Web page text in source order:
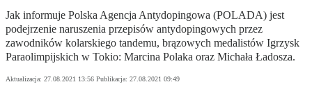
Jak informuje Polska Agencja Antydopingowa (POLADA) jest
podejrzenie naruszenia przepisów antydopingowych przez
zawodników kolarskiego tandemu, brązowych medalistów Igrzysk
Paraolimpijskich w Tokio: Marcina Polaka oraz Michała Ładosza.
Aktualizacja: 27.08.2021 13:56 Publikacja: 27.08.2021 09:49